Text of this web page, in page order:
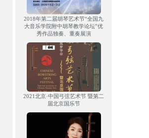
2018年第二届胡琴艺术节“全国九
大音乐学院附中胡琴教学论坛”优
秀作品独奏、重奏展演
2021北京·中国弓弦艺术节 暨第二
届北京国乐节